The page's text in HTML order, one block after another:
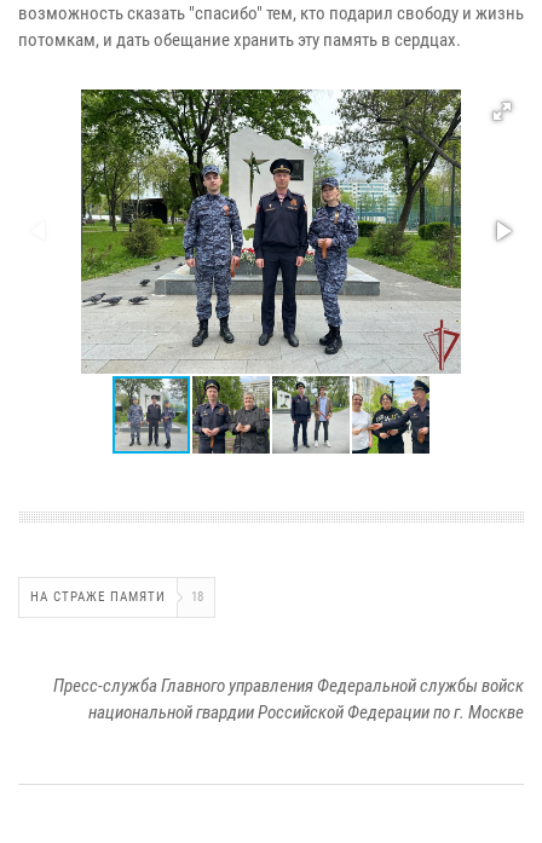
возможность сказать "спасибо" тем, кто подарил свободу и жизнь
потомкам, и дать обещание хранить эту память в сердцах.
НА СТРАЖЕ ПАМЯТИ 18
Пресс-служба Главного управления Федеральной службы войск
национальной гвардии Российской Федерации по г. Москве